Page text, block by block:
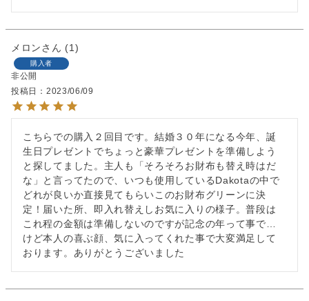
メロン 1
購入者
非公開
投稿日
2023/06/09
こちらでの購入２回目です。結婚３０年になる今年、誕
生日プレゼントでちょっと豪華プレゼントを準備しよう
と探してました。主人も「そろそろお財布も替え時はだ
な」と言ってたので、いつも使用しているDakotaの中で
どれが良いか直接見てもらいこのお財布グリーンに決
定！届いた所、即入れ替えしお気に入りの様子。普段は
これ程の金額は準備しないのですが記念の年って事で…
けど本人の喜ぶ顔、気に入ってくれた事で大変満足して
おります。ありがとうございました